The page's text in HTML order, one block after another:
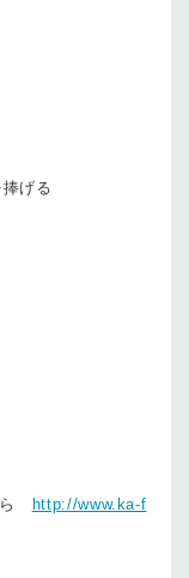
げる
ら
http://www.ka-f